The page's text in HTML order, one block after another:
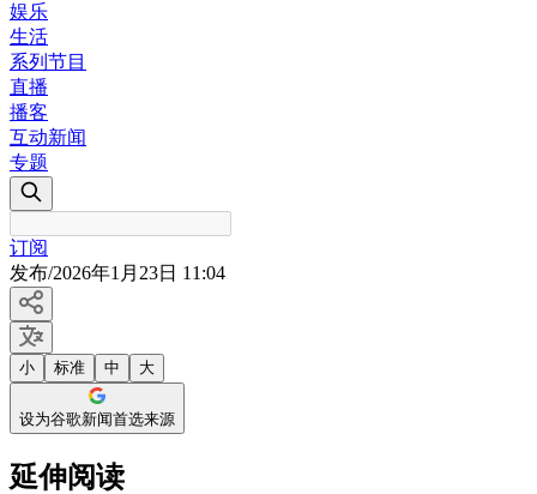
娱乐
生活
系列节目
直播
播客
互动新闻
专题
订阅
发布/2026年1月23日 11:04
小 标准 中 大
设为谷歌新闻首选来源
延伸阅读